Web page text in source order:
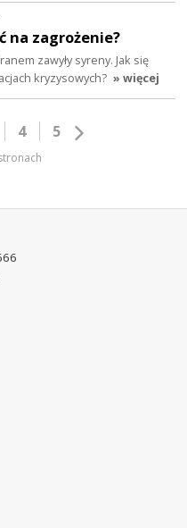
na zagrożenie?
zawyły syreny. Jak się
kryzysowych? » więcej
4 5